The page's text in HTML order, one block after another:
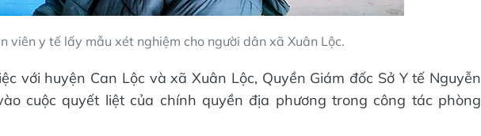
viên y tế lấy mẫu xét nghiệm cho người dân xã Xuân Lộc.
với huyện Can Lộc và xã Xuân Lộc, Quyền Giám đốc Sở Y tế Nguyễn
cuộc quyết liệt của chính quyền địa phương trong công tác phòng